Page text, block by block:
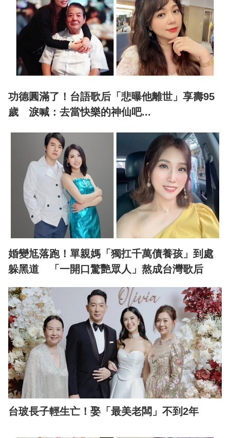
功德圓滿了！台語歌后「悲曝他離世」享壽95
歲 淚喊：去當快樂的神仙吧...
婚變尪落跑！單親媽「獨扛千萬債養孩」到處
躲黑道 「一開口驚艷眾人」熬成台灣歌后
台玻長子輕生亡！娶「最美老闆」不到2年